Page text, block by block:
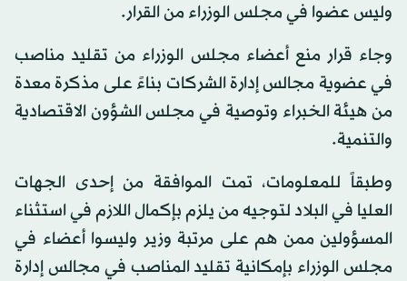
وليس عضوا في مجلس الوزراء من القرار.
وجاء قرار منع أعضاء مجلس الوزراء من تقليد مناصب
في عضوية مجالس إدارة الشركات بناءً على مذكرة معدة
من هيئة الخبراء وتوصية في مجلس الشؤون الاقتصادية
والتنمية.
وطبقاً للمعلومات، تمت الموافقة من إحدى الجهات
العليا في البلاد لتوجيه من يلزم بإكمال اللازم في استثناء
المسؤولين ممن هم على مرتبة وزير وليسوا أعضاء في
مجلس الوزراء بإمكانية تقليد المناصب في مجالس إدارة